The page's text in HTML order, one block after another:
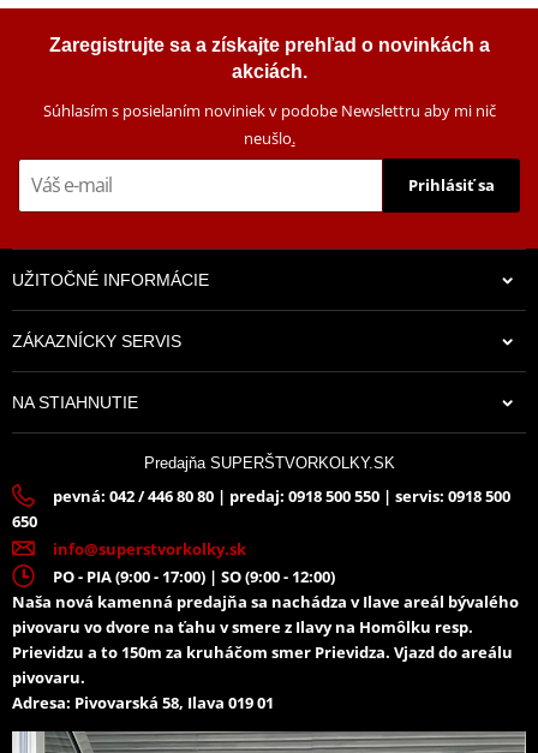
Zaregistrujte sa a získajte prehľad o novinkách a
akciách.
Súhlasím s posielaním noviniek v podobe Newslettru aby mi nič
neušlo.
Prihlásiť sa
UŽITOČNÉ INFORMÁCIE
ZÁKAZNÍCKY SERVIS
NA STIAHNUTIE
Predajňa SUPERŠTVORKOLKY.SK
pevná: 042 / 446 80 80 | predaj: 0918 500 550 | servis: 0918 500
650
info@superstvorkolky.sk
PO - PIA (9:00 - 17:00) | SO (9:00 - 12:00)
Naša nová kamenná predajňa sa nachádza v Ilave areál bývalého
pivovaru vo dvore na ťahu v smere z Ilavy na Homôlku resp.
Prievidzu a to 150m za kruháčom smer Prievidza. Vjazd do areálu
pivovaru.
Adresa: Pivovarská 58, Ilava 019 01